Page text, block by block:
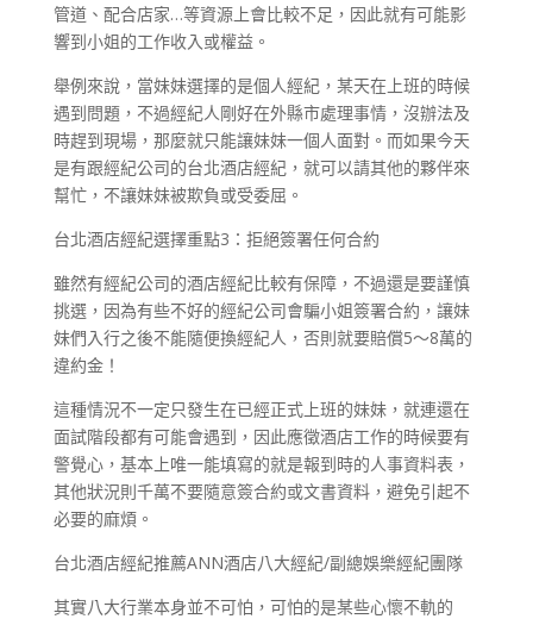
管道、配合店家…等資源上會比較不足，因此就有可能影
響到小姐的工作收入或權益。
舉例來說，當妹妹選擇的是個人經紀，某天在上班的時候
遇到問題，不過經紀人剛好在外縣市處理事情，沒辦法及
時趕到現場，那麼就只能讓妹妹一個人面對。而如果今天
是有跟經紀公司的台北酒店經紀，就可以請其他的夥伴來
幫忙，不讓妹妹被欺負或受委屈。
台北酒店經紀選擇重點3：拒絕簽署任何合約
雖然有經紀公司的酒店經紀比較有保障，不過還是要謹慎
挑選，因為有些不好的經紀公司會騙小姐簽署合約，讓妹
妹們入行之後不能隨便換經紀人，否則就要賠償5～8萬的
違約金！
這種情況不一定只發生在已經正式上班的妹妹，就連還在
面試階段都有可能會遇到，因此應徵酒店工作的時候要有
警覺心，基本上唯一能填寫的就是報到時的人事資料表，
其他狀況則千萬不要隨意簽合約或文書資料，避免引起不
必要的麻煩。
台北酒店經紀推薦ANN酒店八大經紀/副總娛樂經紀團隊
其實八大行業本身並不可怕，可怕的是某些心懷不軌的